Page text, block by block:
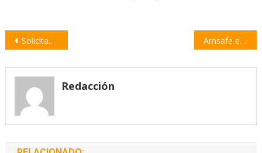
Navegación
entradas
Solicitan paradas de colectivo a la altura de Villa Don Carlos Amsafe expresó su rechazo por la medida del gobierno de descontar los días de paro
Redacción